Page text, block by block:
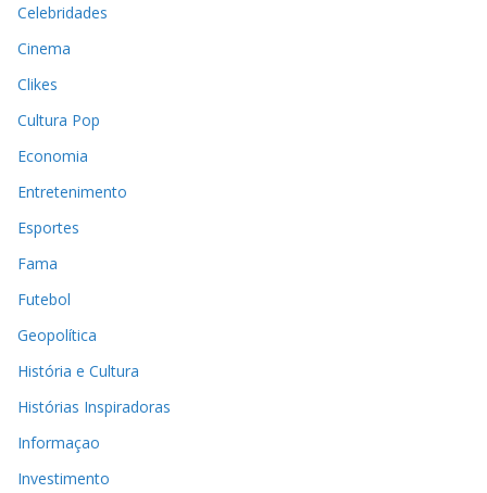
Celebridades
Cinema
Clikes
Cultura Pop
Economia
Entretenimento
Esportes
Fama
Futebol
Geopolítica
História e Cultura
Histórias Inspiradoras
Informaçao
Investimento